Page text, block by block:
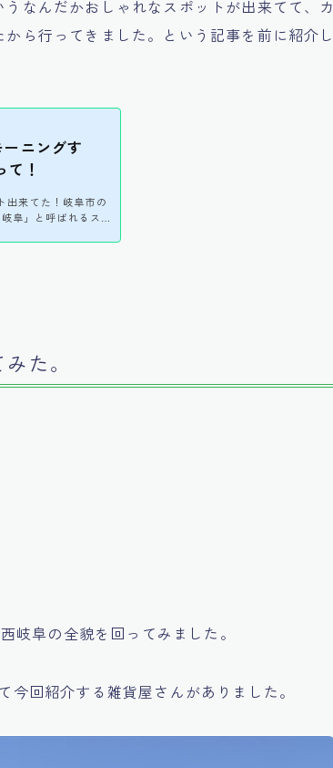
なんだかおしゃれなスポットが出来てて、カ
ら行ってきました。という記事を前に紹介し
ニングす
！
出来てた！岐阜市の
阜」と呼ばれるスポ
た。
岐阜の全貌を回ってみました。
回紹介する雑貨屋さんがありました。